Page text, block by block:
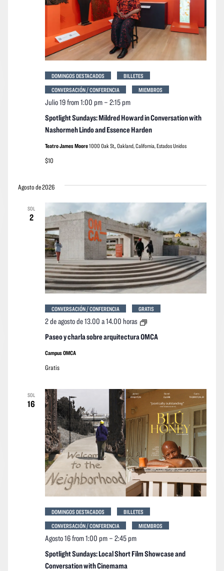
Spotlight Sundays: Mildred Howard in Conversation with
Nashormeh Lindo and Essence Harden
Julio 19 from 1:00 pm– 2:15 pm
DOMINGOS DESTACADOS
BILLETES
CONVERSACIÓN / CONFERENCIA
MIEMBROS
Teatro James Moore1000 Oak St,, Oakland, California, Estados Unidos
$10
Agosto de 2026
SOL
2
Paseo y charla sobre arquitectura OMCA
2 de agosto de 13.00 a14.00 horas
Paseo
charla
CONVERSACIÓN / CONFERENCIA GRATIS
Campus OMCA
Gratis
SOL
16
Spotlight Sundays: Local Short Film Showcase and
Conversation with Cinemama
Agosto 16 from 1:00 pm– 2:45 pm
DOMINGOS DESTACADOS
BILLETES
CONVERSACIÓN / CONFERENCIA
MIEMBROS